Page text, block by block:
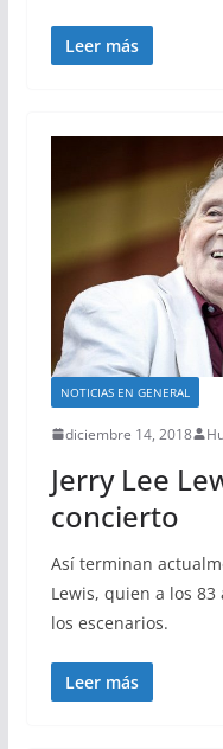
Leer más
NOTICIAS EN GENERAL
diciembre 14, 2018
Jerry Lee
concierto
Así terminan
Lewis, quien a los
los escenarios.
Leer más